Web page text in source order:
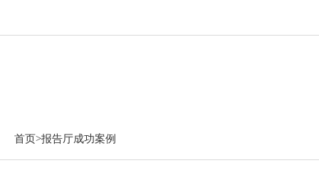
首页>报告厅成功案例